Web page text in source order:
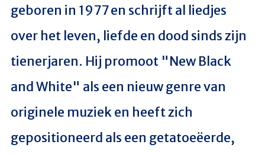
geboren in 1977 en schrijft al liedjes
over het leven, liefde en dood sinds zijn
tienerjaren. Hij promoot "New Black
and White" als een nieuw genre van
originele muziek en heeft zich
gepositioneerd als een getatoeëerde,